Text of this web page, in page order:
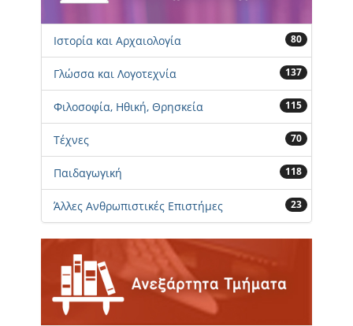
Ιστορία και Αρχαιολογία 80
Γλώσσα και Λογοτεχνία 137
Φιλοσοφία, Ηθική, Θρησκεία 115
Τέχνες 70
Παιδαγωγική 118
Άλλες Ανθρωπιστικές Επιστήμες 23